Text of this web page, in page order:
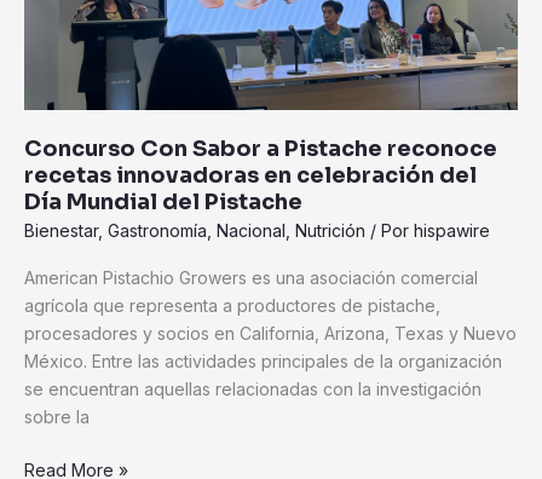
Concurso Con Sabor a Pistache reconoce
recetas innovadoras en celebración del
Día Mundial del Pistache
Bienestar, Gastronomía Nacional Nutrición / Por hispawire
American Pistachio Growers es una asociación comercial
agrícola que representa a productores de pistache,
procesadores y socios en California, Arizona, Texas y Nuevo
México. Entre las actividades principales de la organización
se encuentran aquellas relacionadas con la investigación
sobre la
recetas
innovadoras
celebración
Día
Mundial
del
Pistache
Read More »